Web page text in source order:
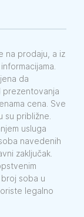
na prodaju, a iz
da
prezentovanja
cena. Sve
približne.
usluga
navedenih
zaključak.
soba u
legalno